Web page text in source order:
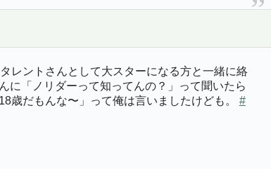
レントさんとして大スターになる方と一緒に絡
に「ノリダーって知ってんの？」って聞いたら
歳だもんな〜」って俺は言いましたけども。 #